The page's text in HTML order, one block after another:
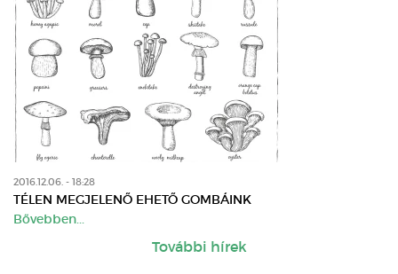
2016.12.06. - 18:28
TÉLEN MEGJELENŐ EHETŐ GOMBÁINK
Bővebben...
További hírek